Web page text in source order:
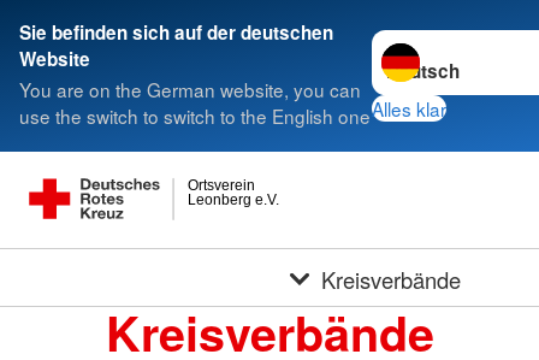
Sie befinden sich auf der deutschen
Website
You are on the German website, you can
use the switch to switch to the English one
Sprache wechseln
Alles klar
Leonberg e.V.
Ortsverein
Kreisverbände
Kreisverbände